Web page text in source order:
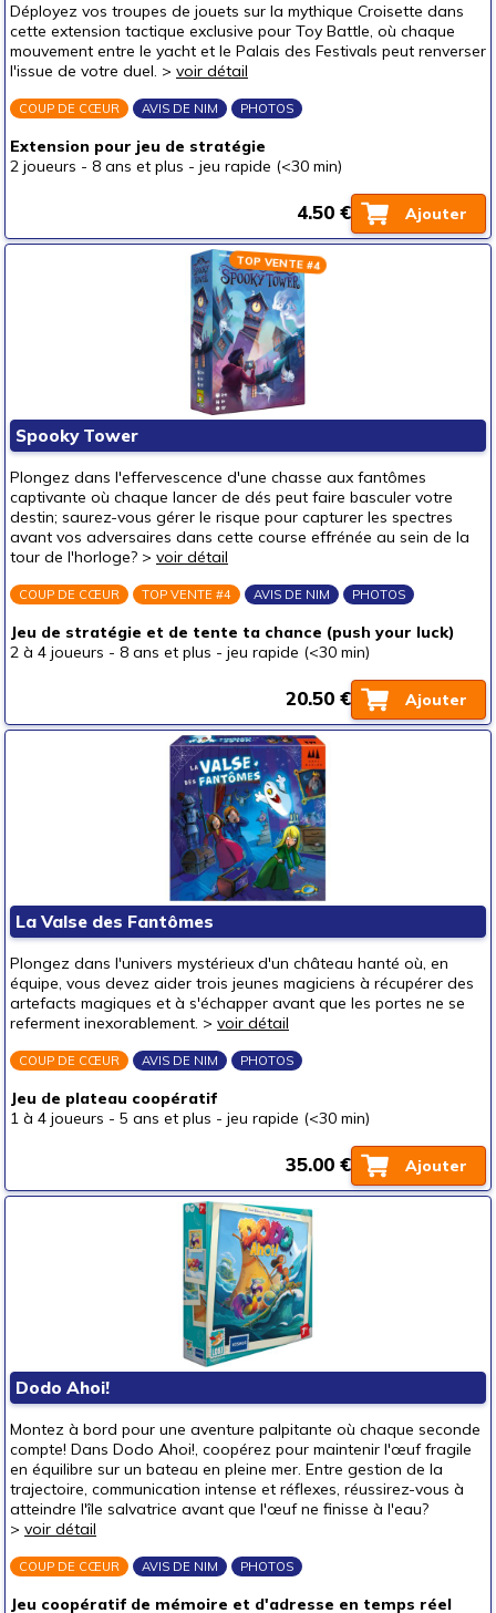
Déployez vos troupes de jouets sur la mythique Croisette dans
cette extension tactique exclusive pour Toy Battle, où chaque
mouvement entre le yacht et le Palais des Festivals peut renverser
l'issue de votre duel. > voir détail
COUP DE CŒUR AVIS DE NIM PHOTOS
Extension pour jeu de stratégie
2 joueurs - 8 ans et plus - jeu rapide (<30 min)
Ajouter
4.50 €
TOP VENTE #4
Spooky Tower
Plongez dans l'effervescence d'une chasse aux fantômes
captivante où chaque lancer de dés peut faire basculer votre
destin; saurez-vous gérer le risque pour capturer les spectres
avant vos adversaires dans cette course effrénée au sein de la
tour de l'horloge? > voir détail
COUP DE CŒUR TOP VENTE #4 AVIS DE NIM PHOTOS
Jeu de stratégie et de tente ta chance (push your luck)
2 à 4 joueurs - 8 ans et plus - jeu rapide (<30 min)
Ajouter
20.50 €
La Valse des Fantômes
Plongez dans l'univers mystérieux d'un château hanté où, en
équipe, vous devez aider trois jeunes magiciens à récupérer des
artefacts magiques et à s'échapper avant que les portes ne se
referment inexorablement. > voir détail
COUP DE CŒUR AVIS DE NIM PHOTOS
Jeu de plateau coopératif
1 à 4 joueurs - 5 ans et plus - jeu rapide (<30 min)
Ajouter
35.00 €
Dodo Ahoi!
Montez à bord pour une aventure palpitante où chaque seconde
compte! Dans Dodo Ahoi!, coopérez pour maintenir l'œuf fragile
en équilibre sur un bateau en pleine mer. Entre gestion de la
trajectoire, communication intense et réflexes, réussirez-vous à
atteindre l'île salvatrice avant que l'œuf ne finisse à l'eau?
> voir détail
COUP DE CŒUR AVIS DE NIM PHOTOS
Jeu coopératif de mémoire et d'adresse en temps réel